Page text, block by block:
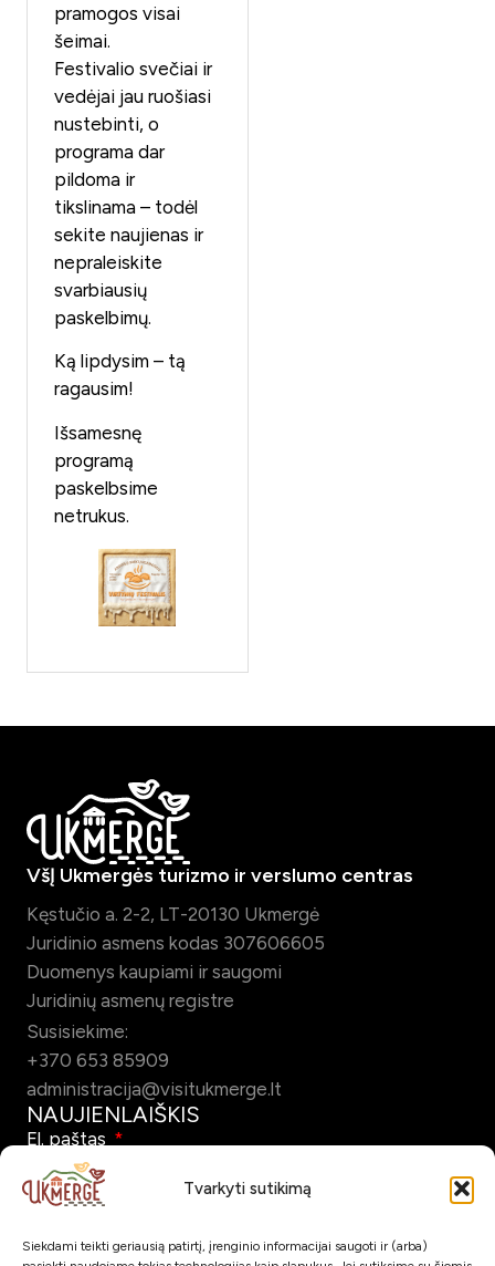
Tvarkyti sutikimą
Siekdami teikti geriausią patirtį, įrenginio informacijai saugoti ir (arba)
pramogos visai
šeimai.
Festivalio svečiai ir
vedėjai jau ruošiasi
nustebinti, o
programa dar
pildoma ir
tikslinama – todėl
sekite naujienas ir
nepraleiskite
svarbiausių
paskelbimų.
Ką lipdysim – tą
ragausim!
Išsamesnę
programą
paskelbsime
netrukus.
VšĮ Ukmergės turizmo ir verslumo centras
Kęstučio a. 2-2, LT-20130 Ukmergė
Juridinio asmens kodas 307606605
Duomenys kaupiami ir saugomi
Juridinių asmenų registre
Susisiekime:
+370 653 85909
administracija@visitukmerge.lt
NAUJIENLAIŠKIS
El. paštas
Pažymėdamas šį laukelį patvirtinu, kad sutinku gauti Ukmergės